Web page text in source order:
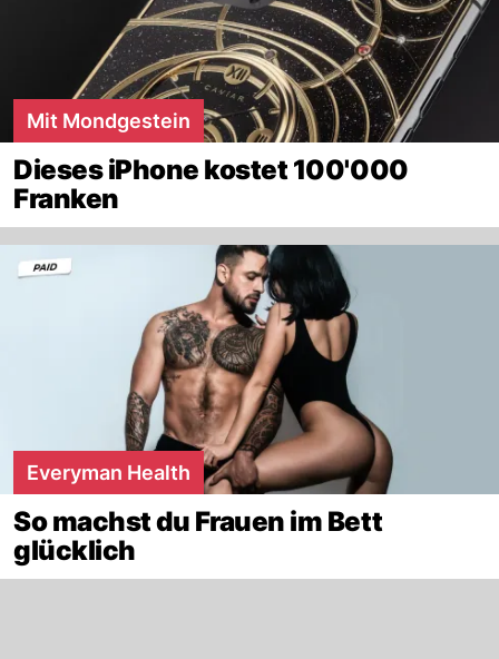
Mit Mondgestein
Dieses iPhone kostet 100'000
Franken
Everyman Health
So machst du Frauen im Bett
glücklich